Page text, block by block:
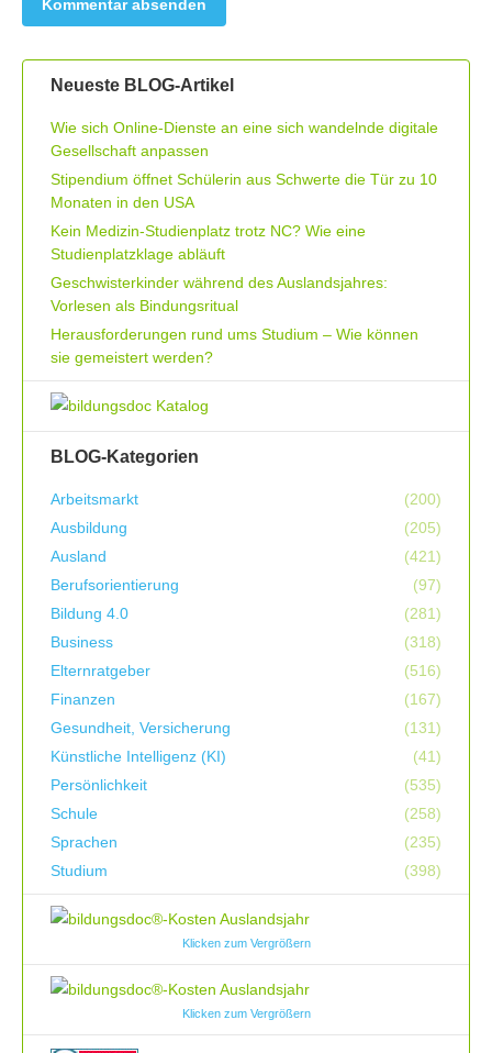
Neueste BLOG-Artikel
Wie sich Online-Dienste an eine sich wandelnde digitale
Gesellschaft anpassen
Stipendium öffnet Schülerin aus Schwerte die Tür zu 10
Monaten in den USA
Kein Medizin-Studienplatz trotz NC? Wie eine
Studienplatzklage abläuft
Geschwisterkinder während des Auslandsjahres:
Vorlesen als Bindungsritual
Herausforderungen rund ums Studium – Wie können
sie gemeistert werden?
BLOG-Kategorien
Arbeitsmarkt
(200)
Ausbildung
(205)
Ausland
(421)
Berufsorientierung
(97)
Bildung 4.0
(281)
Business
(318)
Elternratgeber
(516)
Finanzen
(167)
Gesundheit, Versicherung
(131)
Künstliche Intelligenz (KI)
(41)
Persönlichkeit
(535)
Schule
(258)
Sprachen
(235)
Studium
(398)
Klicken zum Vergrößern
Klicken zum Vergrößern